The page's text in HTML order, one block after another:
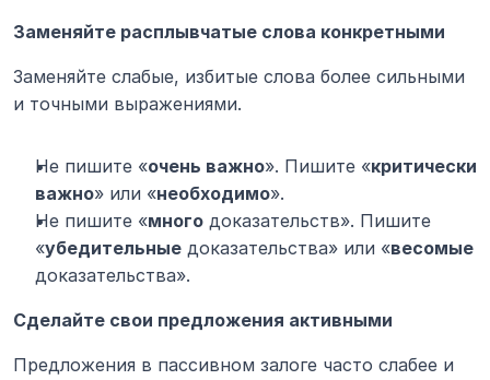
Заменяйте расплывчатые слова конкретными
Заменяйте слабые, избитые слова более сильными
и точными выражениями.
Не пишите «очень важно». Пишите «критически
важно» или «необходимо».
Не пишите «много доказательств». Пишите
«убедительные доказательства» или «весомые
доказательства».
Сделайте свои предложения активными
Предложения в пассивном залоге часто слабее и